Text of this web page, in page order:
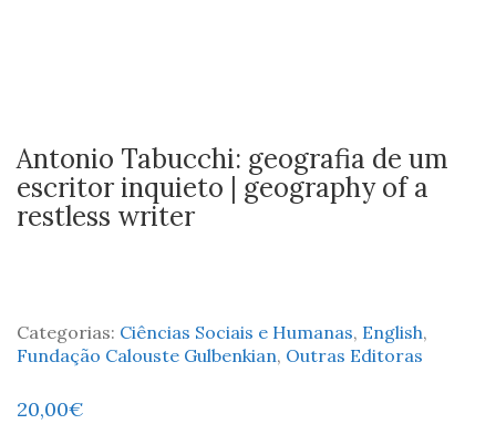
Antonio Tabucchi: geografia de um
escritor inquieto | geography of a
restless writer
Categorias: Ciências Sociais e Humanas, English,
Fundação Calouste Gulbenkian, Outras Editoras
20,00€